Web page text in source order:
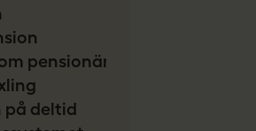
pensionär
på deltid